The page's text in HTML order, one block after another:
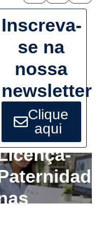
Inscreva-
se na
nossa
newsletter
Clique
aqui